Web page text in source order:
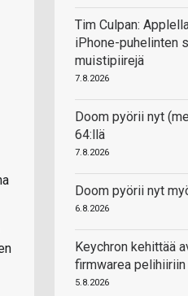
Tim Culpan:
iPhone-puhelinten
muistipiirejä
7.8.2026
Doom pyörii nyt
64:llä
7.8.2026
Doom pyörii nyt
6.8.2026
Keychron kehittää
firmwarea pelihiiriin
5.8.2026